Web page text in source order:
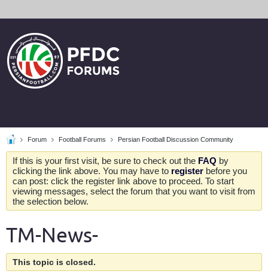
Forum Football Forums Persian Football Discussion Community
If this is your first visit, be sure to check out the FAQ by
clicking the link above. You may have to register before you
can post: click the register link above to proceed. To start
viewing messages, select the forum that you want to visit from
the selection below.
TM-News-
This topic is closed.